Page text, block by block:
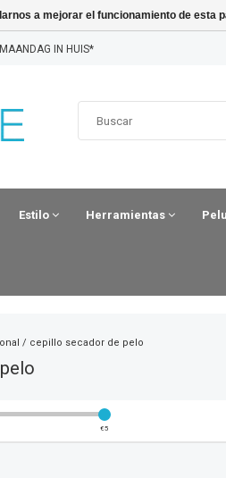
IN HUIS*
Estilo Herramientas
/ cepillo secador de pelo
€5
a mejorar el funcionamiento de esta